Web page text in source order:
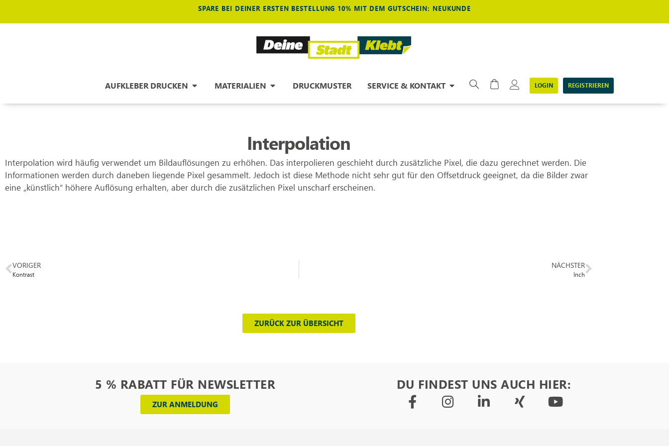
SPARE BEI DEINER ERSTEN BESTELLUNG 10% MIT DEM GUTSCHEIN: NEUKUNDE
AUFKLEBER DRUCKEN MATERIALIEN DRUCKMUSTER SERVICE & KONTAKT LOGIN REGISTRIEREN
Interpolation
Interpolation wird häufig verwendet um Bildauflösungen zu erhöhen. Das interpolieren geschieht durch zusätzliche Pixel, die dazu gerechnet werden. Die
Informationen werden durch daneben liegende Pixel gesammelt. Jedoch ist diese Methode nicht sehr gut für den Offsetdruck geeignet, da die Bilder zwar
eine „künstlich“ höhere Auflösung erhalten, aber durch die zusätzlichen Pixel unscharf erscheinen.
VORIGER
Kontrast
NÄCHSTER
Inch
ZURÜCK ZUR ÜBERSICHT
5 % RABATT FÜR NEWSLETTER
ZUR ANMELDUNG
DU FINDEST UNS AUCH HIER: